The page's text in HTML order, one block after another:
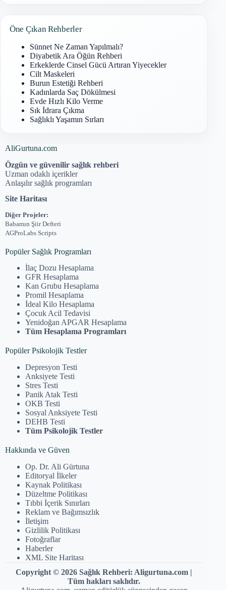
Öne Çıkan Rehberler
Sünnet Ne Zaman Yapılmalı?
Diyabetik Ara Öğün Rehberi
Erkeklerde Cinsel Gücü Artıran Yiyecekler
Cilt Maskeleri
Burun Estetiği Rehberi
Kadınlarda Saç Dökülmesi
Evde Hızlı Kilo Verme
Sık İdrara Çıkma
Sağlıklı Yaşamın Sırları
AliGurtuna.com
Özgün ve güvenilir sağlık rehberi
Uzman odaklı içerikler
Anlaşılır sağlık programları
Site Haritası
Diğer Projeler:
Babamın Şiir Defteri
AGProLabs Scripts
Popüler Sağlık Programları
İlaç Dozu Hesaplama
GFR Hesaplama
Kan Grubu Hesaplama
Promil Hesaplama
İdeal Kilo Hesaplama
Çocuk Acil Tedavisi
Yenidoğan APGAR Hesaplama
Tüm Hesaplama Programları
Popüler Psikolojik Testler
Depresyon Testi
Anksiyete Testi
Stres Testi
Panik Atak Testi
OKB Testi
Sosyal Anksiyete Testi
DEHB Testi
Tüm Psikolojik Testler
Hakkında ve Güven
Op. Dr. Ali Gürtuna
Editoryal İlkeler
Kaynak Politikası
Düzeltme Politikası
Tıbbi İçerik Sınırları
Reklam ve Bağımsızlık
İletişim
Gizlilik Politikası
Fotoğraflar
Haberler
XML Site Haritası
Copyright © 2026 Sağlık Rehberi: Aligurtuna.com |
Tüm hakları saklıdır.